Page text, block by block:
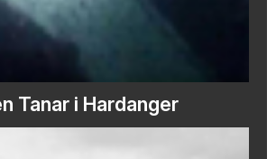
Tanar i Hardanger